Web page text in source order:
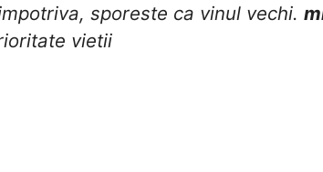
sporeste ca vinul vechi.
vietii